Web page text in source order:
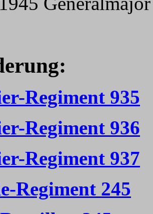
Regiment 935
Regiment 936
Regiment 937
Regiment 245